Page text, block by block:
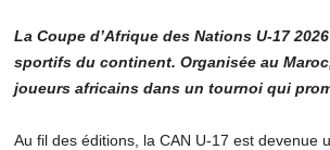
La Coupe d’Afrique des Nations U-17
sportifs du continent. Organisée au
joueurs africains dans un tournoi qui
Au fil des éditions, la CAN U-17 est